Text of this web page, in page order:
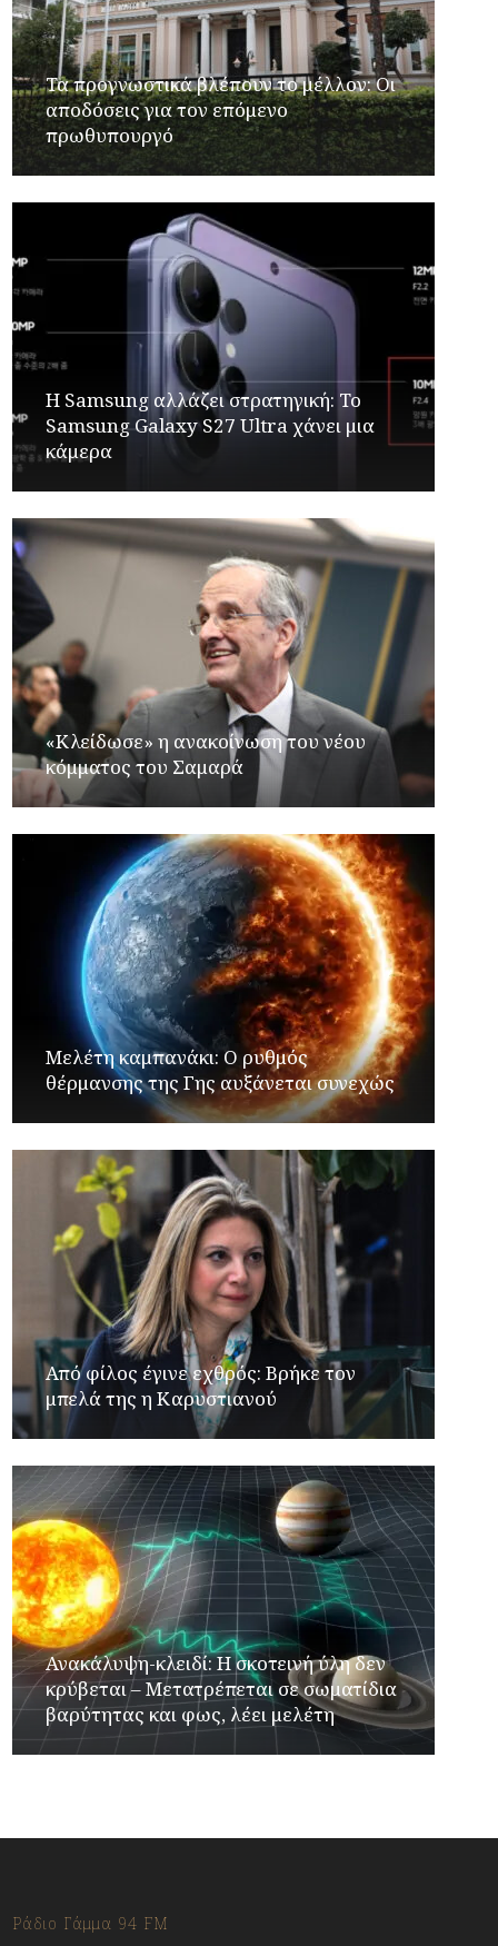
Τα προγνωστικά βλέπουν το μέλλον: Οι
αποδόσεις για τον επόμενο
πρωθυπουργό
Η Samsung αλλάζει στρατηγική: Το
Samsung Galaxy S27 Ultra χάνει μια
κάμερα
«Κλείδωσε» η ανακοίνωση του νέου
κόμματος του Σαμαρά
Μελέτη καμπανάκι: Ο ρυθμός
θέρμανσης της Γης αυξάνεται συνεχώς
Από φίλος έγινε εχθρός: Βρήκε τον
μπελά της η Καρυστιανού
Ανακάλυψη-κλειδί: Η σκοτεινή ύλη δεν
κρύβεται – Μετατρέπεται σε σωματίδια
βαρύτητας και φως, λέει μελέτη
Ράδιο Γάμμα 94 FM